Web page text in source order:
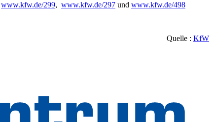
www.kfw.de/299, www.kfw.de/297 und www.kfw.de/498
Quelle : KfW